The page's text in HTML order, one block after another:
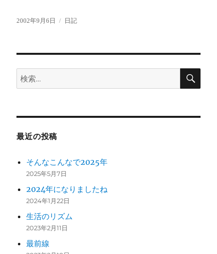
投
2002年9月6日
カ
日記
検
索:
検
最近の投稿
そんなこんなで2025年
2025年5月7日
2024年になりましたね
2024年1月22日
生活のリズム
2023年2月11日
最前線